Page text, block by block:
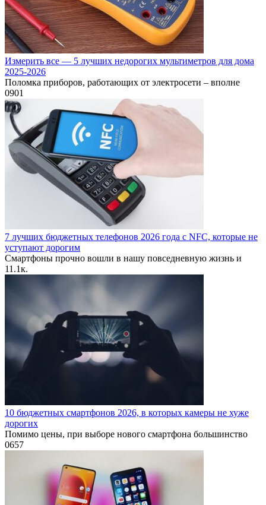
Измерить все — 5 лучших недорогих мультиметров для дома
2025-2026
Поломка приборов, работающих от электросети – вполне
0901
7 лучших бюджетных телефонов 2026 года с NFC, которые не
уступают дорогим
Смартфоны прочно вошли в нашу повседневную жизнь и
11.1к.
10 бюджетных смартфонов 2026, в которых камеры не хуже
дорогих
Помимо цены, при выборе нового смартфона большинство
0657